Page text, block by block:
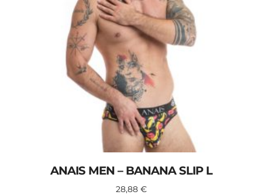
ANAIS MEN – BANANA SLIP L
28,88 €